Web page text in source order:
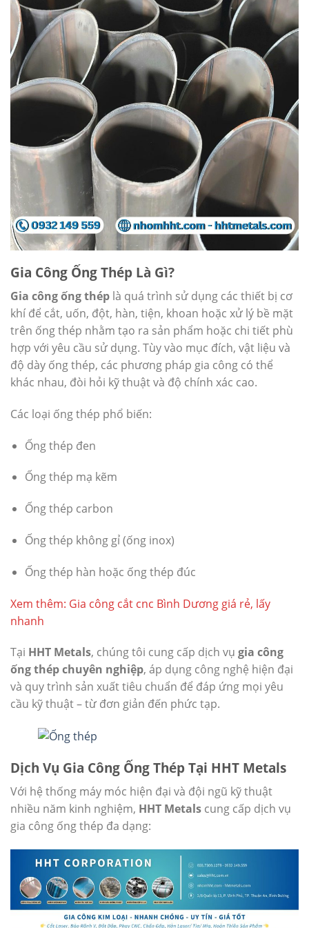
Gia Công Ống Thép Là Gì?
Gia công ống thép là quá trình sử dụng các thiết bị cơ
khí để cắt, uốn, đột, hàn, tiện, khoan hoặc xử lý bề mặt
trên ống thép nhằm tạo ra sản phẩm hoặc chi tiết phù
hợp với yêu cầu sử dụng. Tùy vào mục đích, vật liệu và
độ dày ống thép, các phương pháp gia công có thể
khác nhau, đòi hỏi kỹ thuật và độ chính xác cao.
Các loại ống thép phổ biến:
Ống thép đen
Ống thép mạ kẽm
Ống thép carbon
Ống thép không gỉ (ống inox)
Ống thép hàn hoặc ống thép đúc
Xem thêm: Gia công cắt cnc Bình Dương giá rẻ, lấy
nhanh
Tại HHT Metals, chúng tôi cung cấp dịch vụ gia công
ống thép chuyên nghiệp, áp dụng công nghệ hiện đại
và quy trình sản xuất tiêu chuẩn để đáp ứng mọi yêu
cầu kỹ thuật – từ đơn giản đến phức tạp.
Dịch Vụ Gia Công Ống Thép Tại HHT Metals
Với hệ thống máy móc hiện đại và đội ngũ kỹ thuật
nhiều năm kinh nghiệm, HHT Metals cung cấp dịch vụ
gia công ống thép đa dạng: